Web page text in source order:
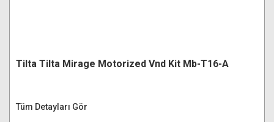
Tilta Tilta Mirage Motorized Vnd Kit Mb-T16-A
Tüm Detayları Gör